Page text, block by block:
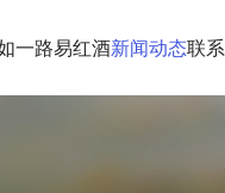
一路易红酒新闻动态联